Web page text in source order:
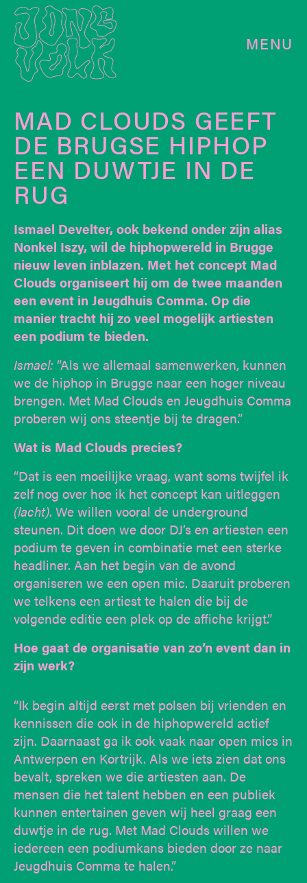
MENU
MAD CLOUDS GEEFT
DE BRUGSE HIPHOP
EEN DUWTJE IN DE
RUG
Ismael Develter, ook bekend onder zijn alias
Nonkel Iszy, wil de hiphopwereld in Brugge
nieuw leven inblazen. Met het concept Mad
Clouds organiseert hij om de twee maanden
een event in Jeugdhuis Comma. Op die
manier tracht hij zo veel mogelijk artiesten
een podium te bieden.
Ismael: “Als we allemaal samenwerken, kunnen
we de hiphop in Brugge naar een hoger niveau
brengen. Met Mad Clouds en Jeugdhuis Comma
proberen wij ons steentje bij te dragen.”
Wat is Mad Clouds precies?
“Dat is een moeilijke vraag, want soms twijfel ik
zelf nog over hoe ik het concept kan uitleggen
(lacht). We willen vooral de underground
steunen. Dit doen we door DJ’s en artiesten een
podium te geven in combinatie met een sterke
headliner. Aan het begin van de avond
organiseren we een open mic. Daaruit proberen
we telkens een artiest te halen die bij de
volgende editie een plek op de affiche krijgt.”
Hoe gaat de organisatie van zo’n event dan in
zijn werk?
“Ik begin altijd eerst met polsen bij vrienden en
kennissen die ook in de hiphopwereld actief
zijn. Daarnaast ga ik ook vaak naar open mics in
Antwerpen en Kortrijk. Als we iets zien dat ons
bevalt, spreken we die artiesten aan. De
mensen die het talent hebben en een publiek
kunnen entertainen geven wij heel graag een
duwtje in de rug. Met Mad Clouds willen we
iedereen een podiumkans bieden door ze naar
Jeugdhuis Comma te halen.”